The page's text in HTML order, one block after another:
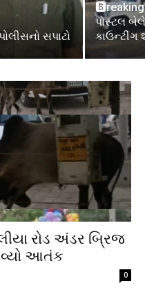
સપાટો
પોસ્ટલ
કાઉન્ટીંગ
રોડ અંડર બ્રિજ
આતંક
0